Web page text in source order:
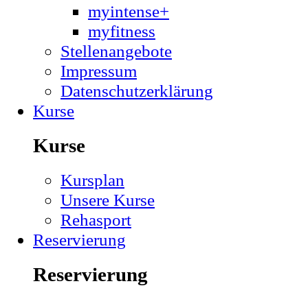
myintense+
myfitness
Stellenangebote
Impressum
Datenschutzerklärung
Kurse
Kurse
Kursplan
Unsere Kurse
Rehasport
Reservierung
Reservierung